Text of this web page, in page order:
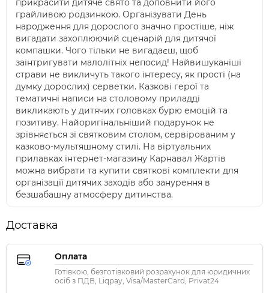
прикрасити дитяче свято та доповнити його
грайливою родзинкою. Організувати День
народження для дорослого значно простіше, ніж
вигадати захоплюючий сценарій для дитячої
компашки. Чого тільки не вигадаєш, щоб
заінтригувати малолітніх непосид! Найвишуканіші
страви не викличуть такого інтересу, як прості (на
думку дорослих) серветки. Казкові герої та
тематичні написи на столовому приладді
викликають у дитячих головках бурю емоцій та
позитиву. Найоригінальніший подарунок не
зрівняється зі святковим столом, сервірованим у
казково-мультяшному стилі. На віртуальних
прилавках інтернет-магазину Карнавал Жартів
можна вибрати та купити святкові комплекти для
організації дитячих заходів або занурення в
безшабашну атмосферу дитинства.
Доставка
Оплата
Готівкою, безготівковий розрахунок для юридичних
осіб з ПДВ, Liqpay, Visa/MasterCard, Privat24